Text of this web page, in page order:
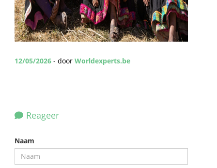
12/05/2026 - door Worldexperts.be
Reageer
Naam